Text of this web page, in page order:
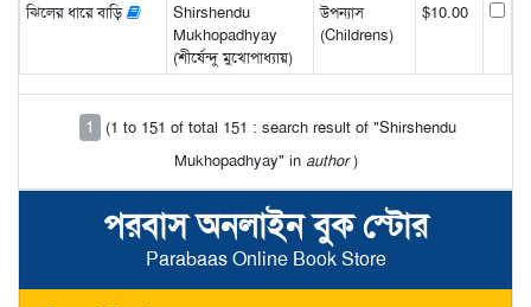
পরবাস অনলাইন বুক স্টোর
Parabaas Online Book Store
ঝিলের ধারে বাড়ি
Shirshendu
Mukhopadhyay
(শীর্ষেন্দু মুখোপাধ্যায়)
উপন্যাস
(Childrens)
$10.00
1
(1 to 151 of total 151 : search result of "Shirshendu
Mukhopadhyay" in author)